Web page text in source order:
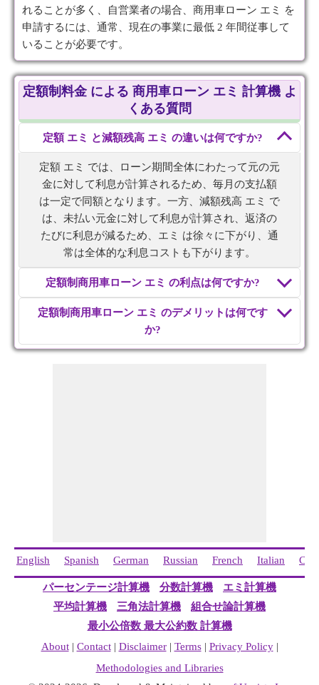
れることが多く、自営業者の場合、商用車ローン エミ を
申請するには、通常、現在の事業に最低 2 年間従事して
いることが必要です。
定額制料金 による 商用車ローン エミ 計算機 よ
くある質問
定額 エミ と減額残高 エミ の違いは何ですか?
定額 エミ では、ローン期間全体にわたって元の元
金に対して利息が計算されるため、毎月の支払額
は一定で同額となります。一方、減額残高 エミ で
は、未払い元金に対して利息が計算され、返済の
たびに利息が減るため、エミ は徐々に下がり、通
常は全体的な利息コストも下がります。
定額制商用車ローン エミ の利点は何ですか?
定額制商用車ローン エミ のデメリットは何です
か?
English Spanish German Russian French Italian
パーセンテージ計算機 分数計算機
エミ計算機
平均計算機
三角法計算機
組合せ論計算機
最小公倍数 最大公約数 計算機
About| Contact| Disclaimer| Terms| Privacy Policy|
Methodologies and Libraries